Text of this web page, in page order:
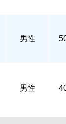
男性
男性